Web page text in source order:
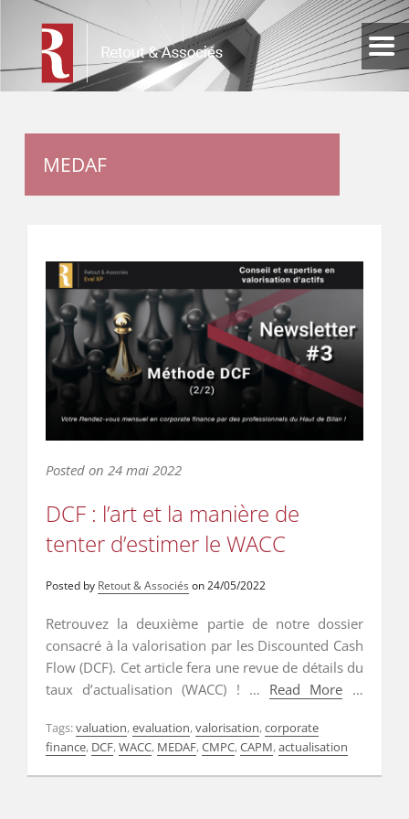
MEDAF
Posted on 24 mai 2022
DCF : l’art et la manière de
tenter d’estimer le WACC
Posted by Retout & Associés on24/05/2022
Retrouvez la deuxième partie de notre dossier
consacré à la valorisation par les Discounted Cash
Flow (DCF). Cet article fera une revue de détails du
taux d’actualisation (WACC) ! … Read More …
Tags:valuation,evaluation,valorisation,corporate
finance, DCF,WACC, MEDAF,CMPC,CAPM,actualisation